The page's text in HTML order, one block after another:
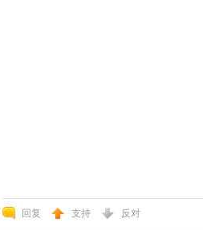
回复 支持 反对